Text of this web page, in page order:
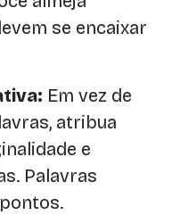
se encaixar
Em vez de
atribua
e
Palavras